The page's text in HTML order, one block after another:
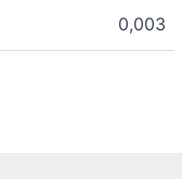
0,003